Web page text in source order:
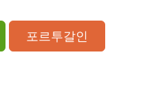
포르투갈인